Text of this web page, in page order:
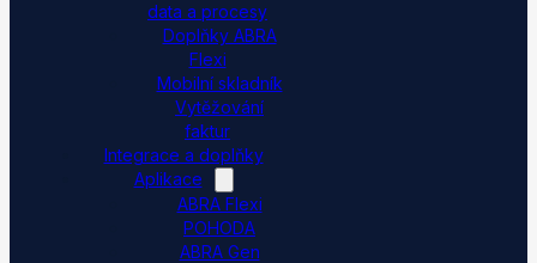
data a procesy
Doplňky ABRA
Flexi
Mobilní skladník
Vytěžování
faktur
Integrace a doplňky
Aplikace
ABRA Flexi
POHODA
ABRA Gen